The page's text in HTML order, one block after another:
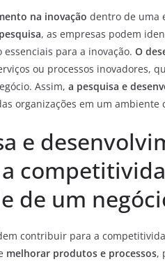
na inovação dentro de uma
, as empresas podem
para a inovação. O
ou processos inovadores,
Assim, a pesquisa e
organizações em um ambiente
e
de um
contribuir para a
melhorar produtos e processos,